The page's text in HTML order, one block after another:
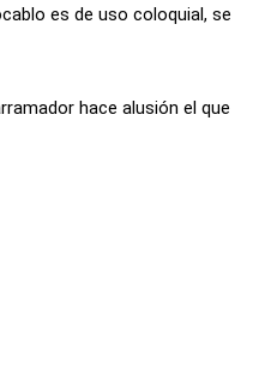
es de uso coloquial, se
hace alusión el que